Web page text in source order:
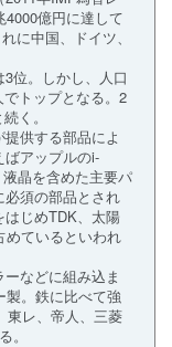
億円に達して
に中国、ドイツ、
位。しかし、人口
トップとなる。2
く。
供する部品によ
ばアップルのi-
晶を含めた主要パ
須の部品とされ
じめTDK、太陽
めているといわれ
などに組み込ま
製。鉄に比べて強
東レ、帝人、三菱
。